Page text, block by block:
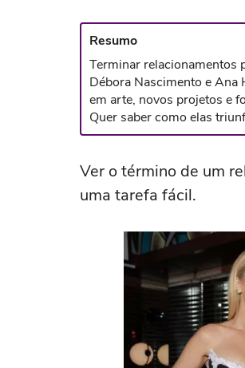
Resumo
Terminar relacionamentos
Débora Nascimento e Ana
em arte, novos projetos e
Quer saber como elas
Ver o término de um
uma tarefa fácil.